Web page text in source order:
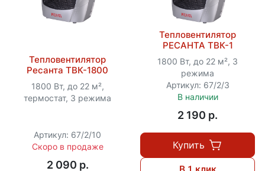
Тепловентилятор
Ресанта ТВК-1800
1800 Вт, до 22 м²,
термостат, 3 режима
Артикул: 67/2/10
Скоро в продаже
2 090 p.
Тепловентилятор
РЕСАНТА ТВК-1
1800 Вт, до 22 м², 3
режима
Артикул: 67/2/3
В наличии
2 190 p.
Купить